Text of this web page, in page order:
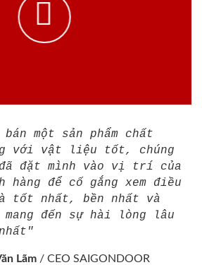
một sản phẩm chất
với vật liệu tốt, chúng
đặt mình vào vị trí của
hàng để cố gắng xem điều
tốt nhất, bền nhất và
mang đến sự hài lòng lâu
Lãm / CEO SAIGONDOOR